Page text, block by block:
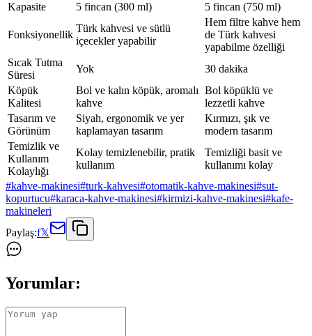
Kapasite
5 fincan (300 ml) 5 fincan (750 ml)
Fonksiyonellik
Türk kahvesi ve sütlü
içecekler yapabilir
Hem filtre kahve hem
de Türk kahvesi
yapabilme özelliği
Sıcak Tutma
Süresi
Yok
30 dakika
Köpük
Kalitesi
Bol ve kalın köpük, aromalı
kahve
Bol köpüklü ve
lezzetli kahve
Tasarım ve
Görünüm
Siyah, ergonomik ve yer
kaplamayan tasarım
Kırmızı, şık ve
modern tasarım
Temizlik ve
Kullanım
Kolaylığı
Kolay temizlenebilir, pratik
kullanım
Temizliği basit ve
kullanımı kolay
#kahve-makinesi#turk-kahvesi#otomatik-kahve-makinesi#sut-
kopurtucu#karaca-kahve-makinesi#kirmizi-kahve-makinesi#kafe-
makineleri
Paylaş:f𝕏
Yorumlar: